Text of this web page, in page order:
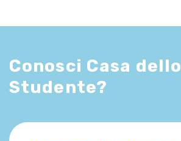
Conosci Casa dello
Studente?